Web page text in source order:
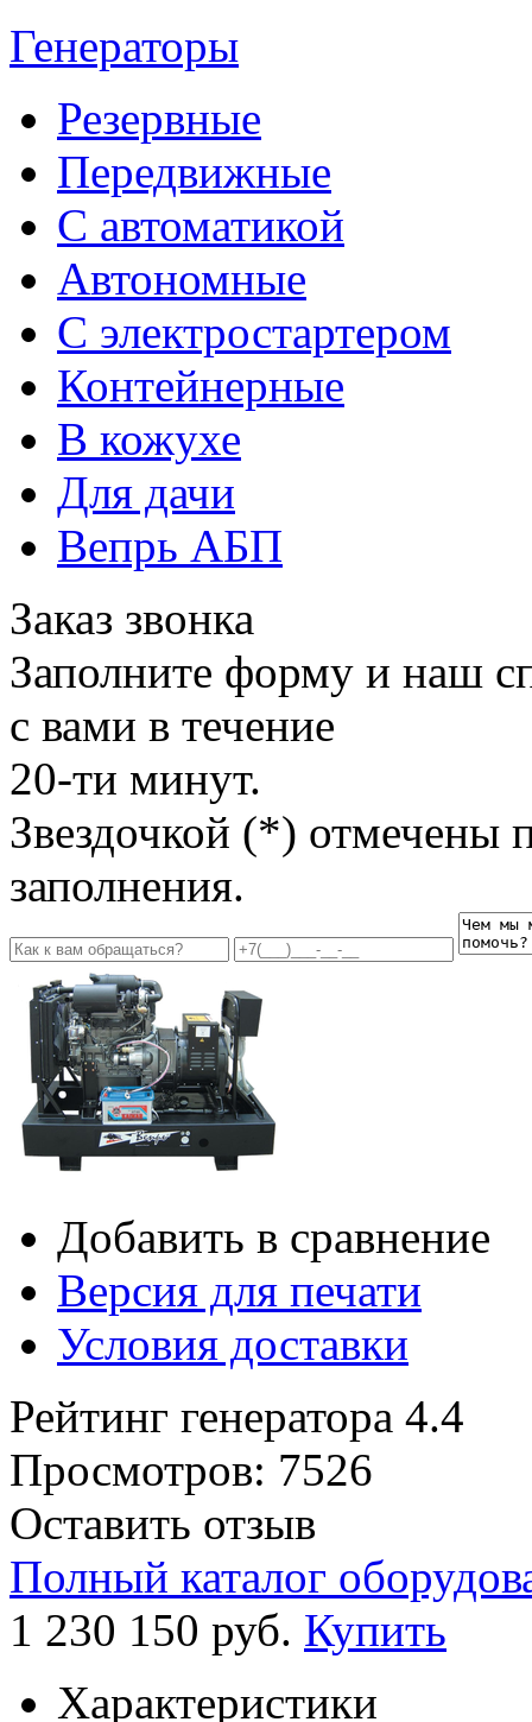
Генераторы
Резервные
Передвижные
С автоматикой
Автономные
C электростартером
Контейнерные
В кожухе
Для дачи
Вепрь АБП
Заказ звонка
Заполните форму и наш
с вами в течение
20-ти минут.
Звездочкой (*) отмечены
заполнения.
Добавить в сравнение
Версия для печати
Условия доставки
Рейтинг генератора 4.4
Просмотров: 7526
Оставить отзыв
Полный каталог
1 230 150 руб. Купить
Характеристики